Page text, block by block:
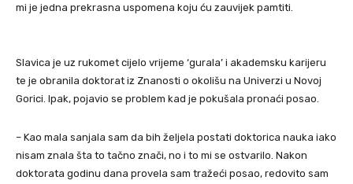
mi je jedna prekrasna uspomena koju ću zauvijek pamtiti.
Slavica je uz rukomet cijelo vrijeme ‘gurala’ i akademsku karijeru
te je obranila doktorat iz Znanosti o okolišu na Univerzi u Novoj
Gorici. Ipak, pojavio se problem kad je pokušala pronaći posao.
– Kao mala sanjala sam da bih željela postati doktorica nauka iako
nisam znala šta to tačno znači, no i to mi se ostvarilo. Nakon
doktorata godinu dana provela sam tražeći posao, redovito sam